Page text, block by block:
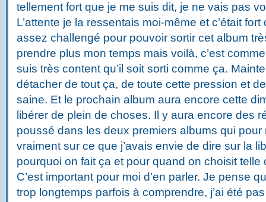
tellement fort que je me suis dit, je ne vais pas
L’attente je la ressentais moi-même et c’était
assez challengé pour pouvoir sortir cet album
prendre plus mon temps mais voilà, c’est
suis très content qu’il soit sorti comme ça.
détacher de tout ça, de toute cette pression et
saine. Et le prochain album aura encore cette
libérer de plein de choses. Il y aura encore des
poussé dans les deux premiers albums qui pour
vraiment sur ce que j’avais envie de dire sur la
pourquoi on fait ça et pour quand on choisit telle
C’est important pour moi d’en parler. Je pense
trop longtemps parfois à comprendre, j’ai été